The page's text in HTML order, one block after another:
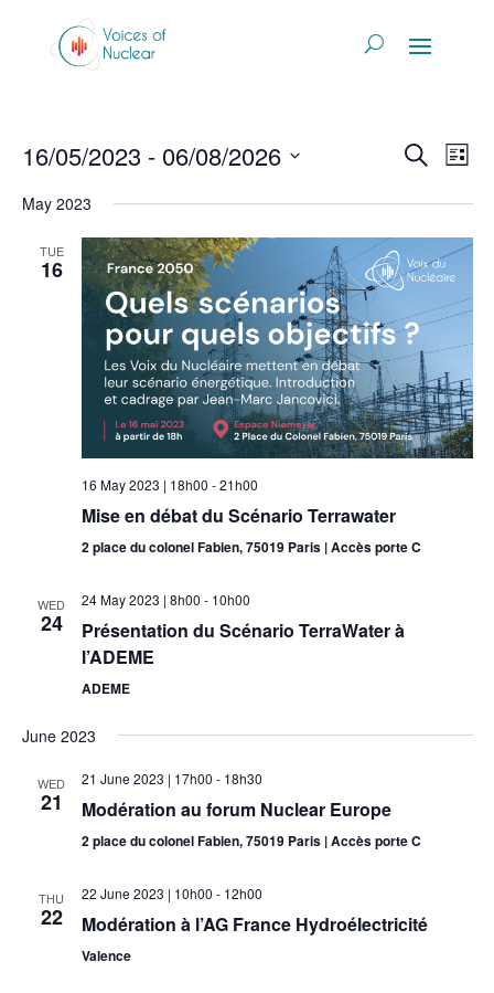
Events
and
Views
SearchList
16/05/2023 - 06/08/2026
date.
May 2023
TUE
16
16 May 2023 | 18h00 -21h00
Mise en débat du Scénario Terrawater
2 place du colonel Fabien, 75019 Paris | Accès porte C
WED
24
24 May 2023 | 8h00 - 10h00
Présentation du Scénario TerraWater à
l’ADEME
ADEME
June 2023
WED
21
21 June 2023 | 17h00 - 18h30
Modération au forum Nuclear Europe
2 place du colonel Fabien, 75019 Paris | Accès porte C
THU
22
22 June 2023 | 10h00 - 12h00
Modération à l’AG France Hydroélectricité
Valence